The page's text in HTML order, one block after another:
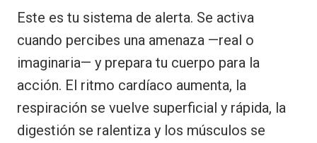
Este es tu sistema de alerta. Se activa
cuando percibes una amenaza —real o
imaginaria— y prepara tu cuerpo para la
acción. El ritmo cardíaco aumenta, la
respiración se vuelve superficial y rápida, la
digestión se ralentiza y los músculos se